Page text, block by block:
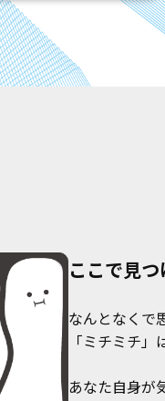
ここで見つ
なんとなくで
「ミチミチ
あなた自身が